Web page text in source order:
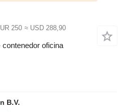
250 ≈ USD 288,90
oficina
B.V.